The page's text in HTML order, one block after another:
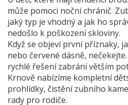
může pomoci noční chránič.
jaký typ je vhodný a jak ho
nedošlo k poškození skloviny.
Když se objeví první příznaky,
nebo červené dásně,
rychlé řešení zabrání větším
Krnově nabízíme kompletní
prohlídky, čistění zubního
rady pro rodiče.